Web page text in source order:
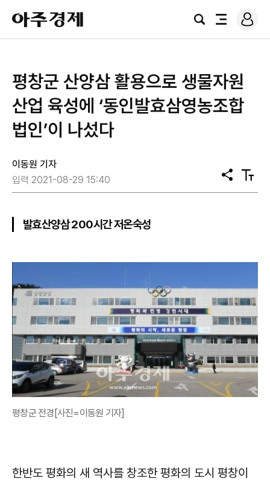
아
주
경
검
전
로
그
평창군 산양삼 활용으로 생물자원
산업 육성에 ‘동인발효삼영농조합
법인’이 나섰다
이동원 기자
입력 2021-08-29 15:40
공
유
텍
스
발효산양삼 200시간 저온숙성
평창군 전경[사진=이동원 기자]
한반도 평화의 새 역사를 창조한 평화의 도시 평창이